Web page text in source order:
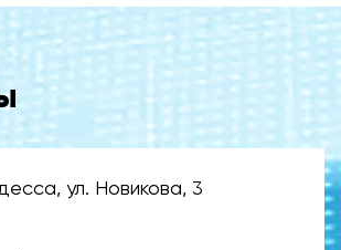
ул. Новикова, 3